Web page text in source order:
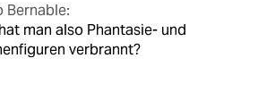
Bernable:
man also Phantasie- und
verbrannt?